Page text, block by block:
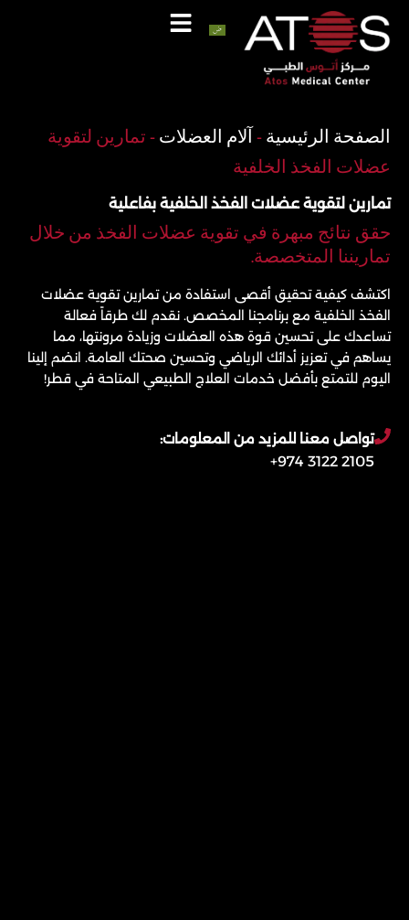
المحتوى
الصفحة الرئيسية- آلام العضلات-تمارين لتقوية
عضلات الفخذ الخلفية
تمارين لتقوية عضلات الفخذ الخلفية بفاعلية
حقق نتائج مبهرة في تقوية عضلات الفخذ من خلال
تماريننا المتخصصة.
اكتشف كيفية تحقيق أقصى استفادة من تمارين تقوية عضلات
الفخذ الخلفية مع برنامجنا المخصص. نقدم لك طرقاً فعالة
تساعدك على تحسين قوة هذه العضلات وزيادة مرونتها، مما
يساهم في تعزيز أدائك الرياضي وتحسين صحتك العامة. انضم إلينا
اليوم للتمتع بأفضل خدمات العلاج الطبيعي المتاحة في قطر!
تواصل معنا للمزيد من المعلومات:
2105 3122 974+